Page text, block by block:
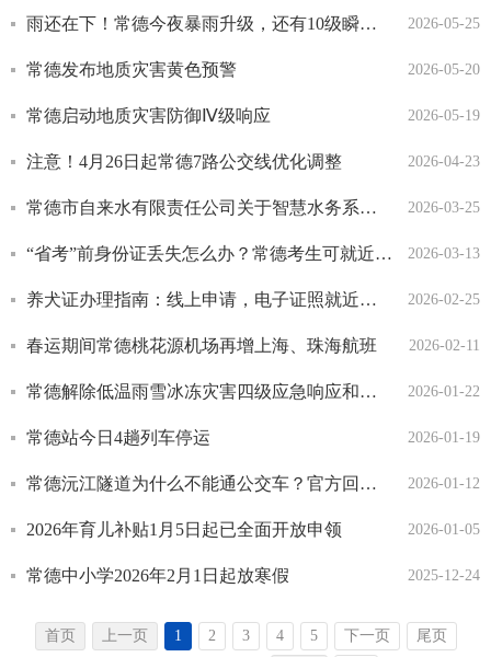
雨还在下！常德今夜暴雨升级，还有10级瞬时大风 2026-05-25
常德发布地质灾害黄色预警 2026-05-20
常德启动地质灾害防御Ⅳ级响应 2026-05-19
注意！4月26日起常德7路公交线优化调整 2026-04-23
常德市自来水有限责任公司关于智慧水务系统升级暂停线上服务的公告 2026-03-25
“省考”前身份证丢失怎么办？常德考生可就近快速办理户籍证明 2026-03-13
养犬证办理指南：线上申请，电子证照就近核验 2026-02-25
春运期间常德桃花源机场再增上海、珠海航班 2026-02-11
常德解除低温雨雪冰冻灾害四级应急响应和自然灾害救助四级应急响应 2026-01-22
常德站今日4趟列车停运 2026-01-19
常德沅江隧道为什么不能通公交车？官方回复来了 2026-01-12
2026年育儿补贴1月5日起已全面开放申领 2026-01-05
常德中小学2026年2月1日起放寒假 2025-12-24
首页 上一页 1 2 3 4 5 下一页 尾页